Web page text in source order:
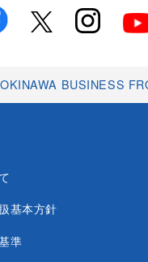
OKINAWA BUSINESS
基本方針
準